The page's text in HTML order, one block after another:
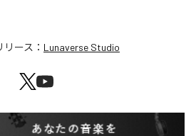
ース： Lunaverse Studio